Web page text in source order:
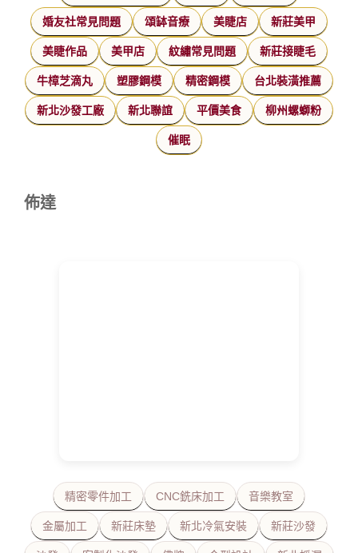
婚友社常見問題 頌缽音療 美睫店 新莊美甲
美睫作品 美甲店 紋繡常見問題 新莊接睫毛
牛樟芝滴丸 塑膠鋼模 精密鋼模 台北裝潢推薦
新北沙發工廠 新北聯誼 平價美食 柳州螺螄粉
催眠
佈達
精密零件加工 CNC銑床加工 音樂教室
金屬加工 新莊床墊 新北冷氣安裝 新莊沙發